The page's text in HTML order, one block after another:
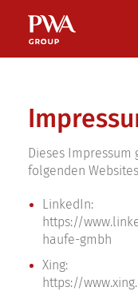
Dieses
folgenden
LinkedIn:
https://
haufe-gmbh
Xing:
https://